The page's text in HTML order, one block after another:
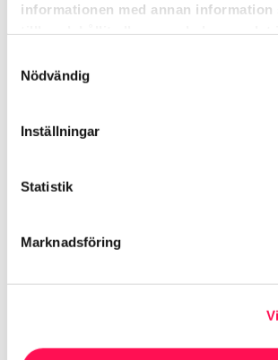
informationen med annan information
Nödvändig
Inställningar
Statistik
Marknadsföring
Resultat: Utbyggd marknadsnärvaro,
redan är igång men vill accelerera